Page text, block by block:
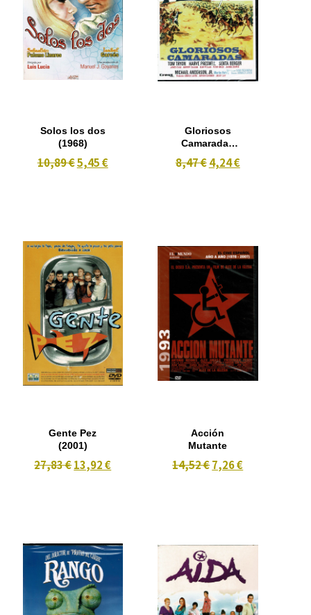
Solos los dos
(1968)
10,89 €5,45 €
Gloriosos
Camaradas
8,47 € 4,24 €
Gente Pez
(2001)
27,83 €13,92 €
Acción
Mutante
14,52 €7,26 €